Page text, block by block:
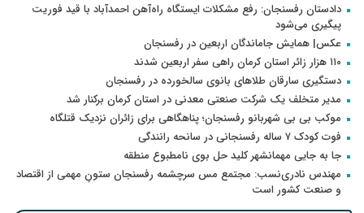
دادستان رفسنجان: رفع مشکلات ایستگاه راه‌آهن احمدآباد با قید فوریت
پیگیری می‌شود
عکس| همایش جاماندگان اربعین در رفسنجان
۱۱۰ هزار زائر استان کرمان راهی سفر اربعین شدند
دستگیری سارقان طلاهای بانوی سالخورده در رفسنجان
مدیر متخلف یک شرکت صنعتی معدنی در استان کرمان برکنار شد
موکب بی بی شهربانو رفسنجان؛ پناهگاهی برای زائران نزدیک قتلگاه
فوت کودک ۷ ساله رفسنجانی در سانحه رانندگی
جا به جایی مهمانشهر کلید حل بوی نامطبوع منطقه
مهندس نادری‌نسب: مجتمع مس سرچشمه رفسنجان ستونِ مهمی از اقتصاد
و صنعت کشور است